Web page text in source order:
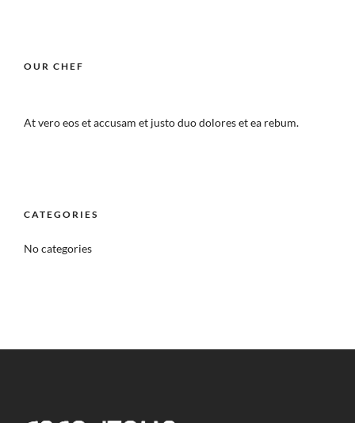
OUR CHEF
At vero eos et accusam et justo duo dolores et ea rebum.
CATEGORIES
No categories